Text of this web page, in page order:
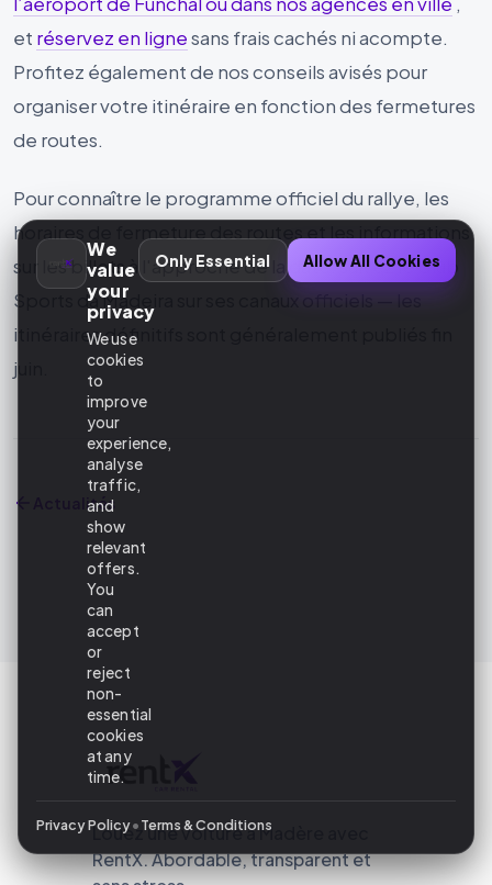
We
value
your
privacy
We use
cookies
to
improve
your
experience,
analyse
traffic,
and
show
relevant
offers.
You
can
accept
or
reject
non-
essential
cookies
at any
time.
Only Essential Allow All Cookies
Privacy Policy•Terms & Conditions
et réservez en lignesans frais cachés ni acompte.
Profitez également de nos conseils avisés pour
organiser votre itinéraire en fonction des fermetures
de routes.
Pour connaître le programme officiel du rallye, les
horaires de fermeture des routes et les informations
sur les billets à l'approche de la date, suivez le Club
Sports da Madeira sur ses canaux officiels — les
itinéraires définitifs sont généralement publiés fin
juin.
Actualités
Louez une voiture à Madère avec
RentX. Abordable, transparent et